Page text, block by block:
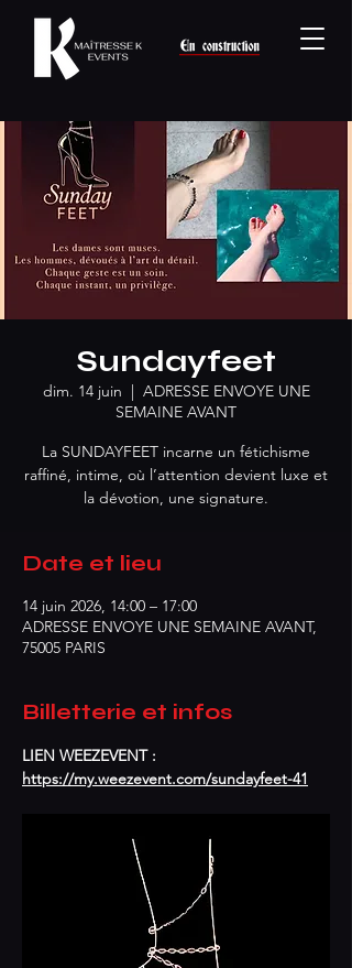
Sundayfeet
dim. 14 juin
  |
ADRESSE ENVOYE UNE
SEMAINE AVANT
La SUNDAYFEET incarne un fétichisme
raffiné, intime, où l’attention devient luxe et
la dévotion, une signature.
Date et lieu
14 juin 2026, 14:00 – 17:00
ADRESSE ENVOYE UNE SEMAINE AVANT,
75005 PARIS
Billetterie et infos
LIEN WEEZEVENT :
https://my.weezevent.com/sundayfeet-41